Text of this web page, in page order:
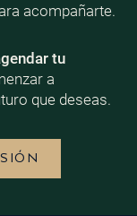
acompañarte.
tu
a
que deseas.